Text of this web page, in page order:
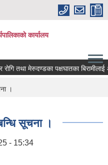
कार्यालय
तथा मेरुदण्डका पक्षघातका बिरामीलाई
।
सूचना ।
- 15:34